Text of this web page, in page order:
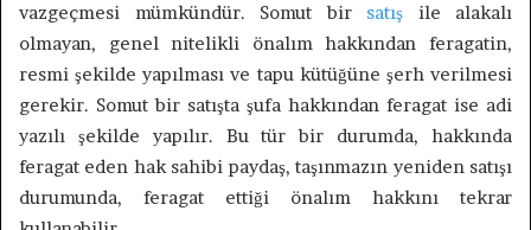
vazgeçmesi mümkündür. Somut bir satış ile alakalı
olmayan, genel nitelikli önalım hakkından feragatin,
resmi şekilde yapılması ve tapu kütüğüne şerh verilmesi
gerekir. Somut bir satışta şufa hakkından feragat ise adi
yazılı şekilde yapılır. Bu tür bir durumda, hakkında
feragat eden hak sahibi paydaş, taşınmazın yeniden satışı
durumunda, feragat ettiği önalım hakkını tekrar